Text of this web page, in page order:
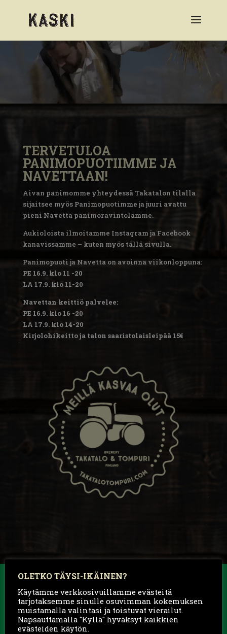
TERVETULOA
PANIMOPUOTIIMME JA
NAVETTAAN!
Aivan panimomme yhteydessä Takatalon tilalla
sijaitsee myös Panimopuotimme ja juuri avattu
pieni Navetta panimoravintolamme.
Aukioloista ilmoitamme Instagram ja Facebook
kanavissamme – kuten myös tällä sivulla.
Panimopuoti ja Navetta on avoinna viikonloppuna:
PE 16.9. klo 11 -20
LA 17.9. klo 11-20
Navettan keittiö palvelee:
PE 16.9. klo 16 -20
LA 17.9. klo 14-20
Kirjolohikeitto ja talon saaristolaisleipää 15€
OLETKO TÄYSI-IKÄINEN?
Käytämme verkkosivuillamme evästeitä
tarjotaksemme sinulle osuvimman kokemuksen
muistamalla valintasi ja toistuvat vierailut.
Napsauttamalla "Kyllä" hyväksyt kaikkien
evästeiden käytön.